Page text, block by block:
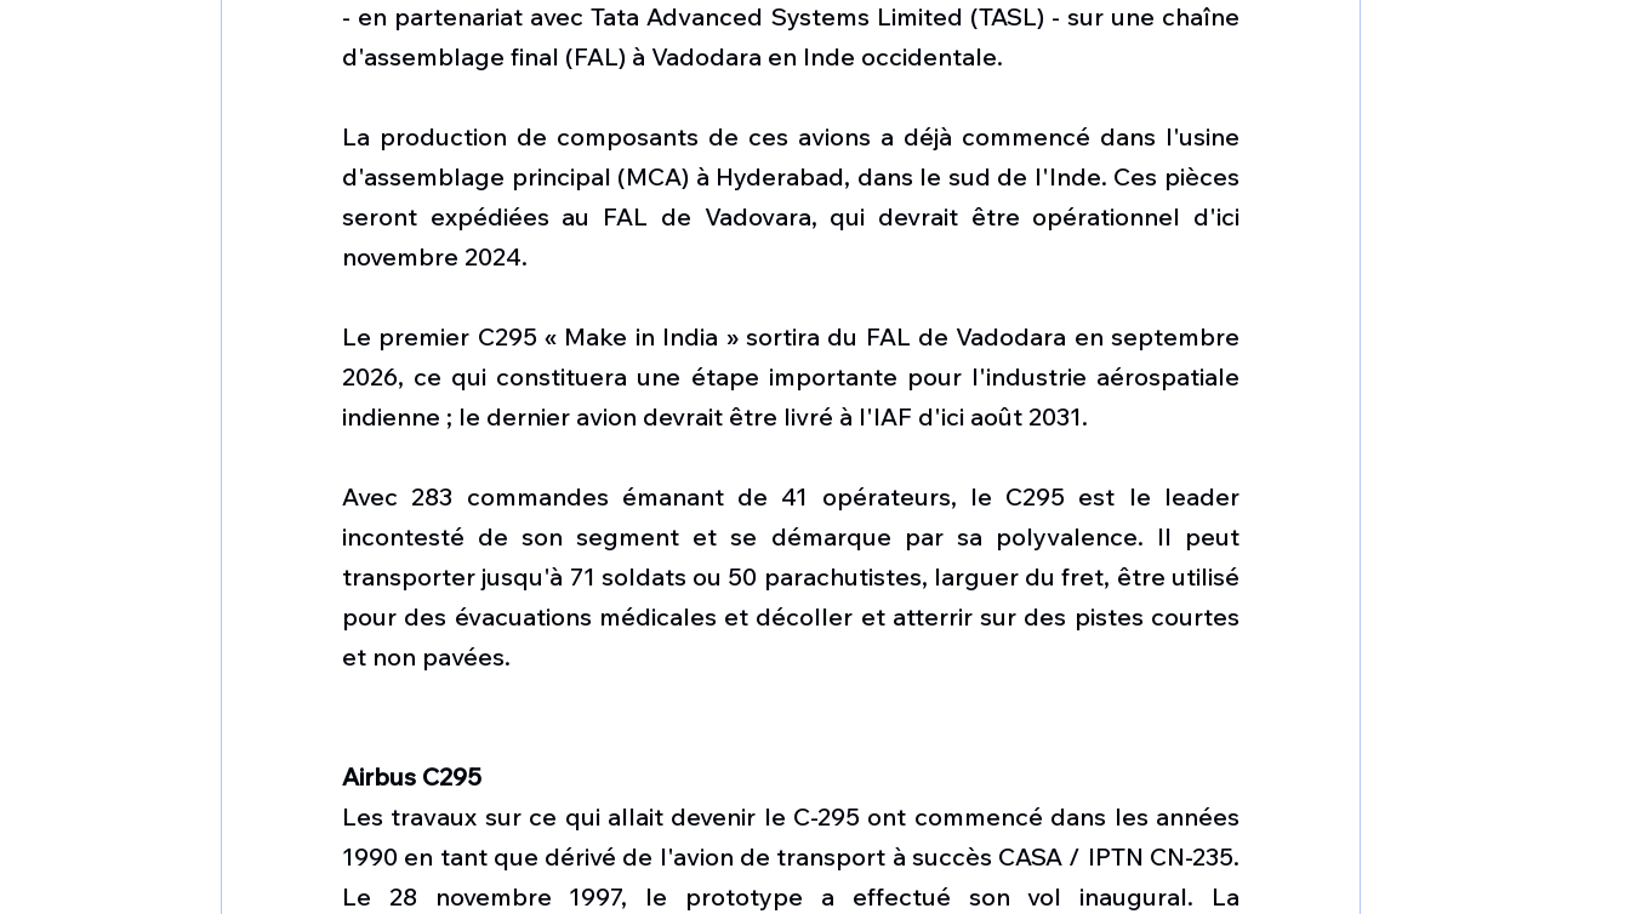
- en partenariat avec Tata Advanced Systems Limited (TASL) - sur une chaîne
d'assemblage final (FAL) à Vadodara en Inde occidentale.
La production de composants de ces avions a déjà commencé dans l'usine
d'assemblage principal (MCA) à Hyderabad, dans le sud de l'Inde. Ces pièces
seront expédiées au FAL de Vadovara, qui devrait être opérationnel d'ici
novembre 2024.
Le premier C295 « Make in India » sortira du FAL de Vadodara en septembre
2026, ce qui constituera une étape importante pour l'industrie aérospatiale
indienne ; le dernier avion devrait être livré à l'IAF d'ici août 2031.
Avec 283 commandes émanant de 41 opérateurs, le C295 est le leader
incontesté de son segment et se démarque par sa polyvalence. Il peut
transporter jusqu'à 71 soldats ou 50 parachutistes, larguer du fret, être utilisé
pour des évacuations médicales et décoller et atterrir sur des pistes courtes
et non pavées.
Airbus C295
Les travaux sur ce qui allait devenir le C-295 ont commencé dans les années
1990 en tant que dérivé de l'avion de transport à succès CASA / IPTN CN-235.
Le 28 novembre 1997, le prototype a effectué son vol inaugural. La